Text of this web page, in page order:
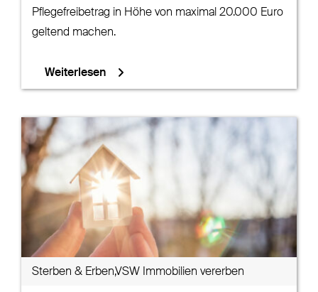
Pflegefreibetrag in Höhe von maximal 20.000 Euro
geltend machen.
Weiterlesen
Sterben & Erben,VSW Immobilien vererben